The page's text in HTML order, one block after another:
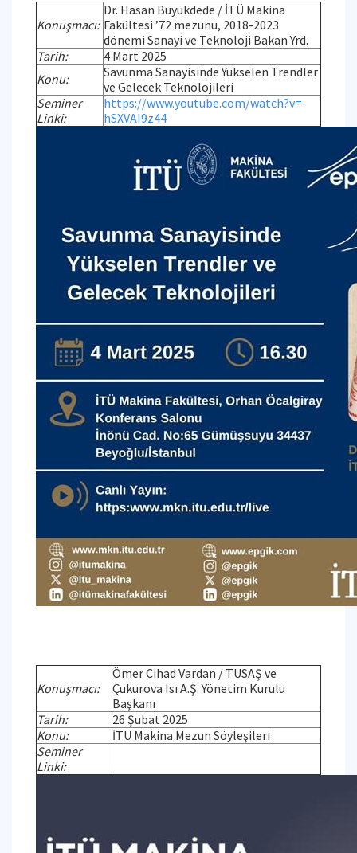
Konuşmacı:
Dr. Hasan Büyükdede / İTÜ Makina
Fakültesi ’72 mezunu, 2018-2023
dönemi Sanayi ve Teknoloji Bakan Yrd.
Tarih:
4 Mart 2025
Konu:
Savunma Sanayisinde Yükselen Trendler
ve Gelecek Teknolojileri
Seminer
Linki:
https://www.youtube.com/watch?v=-
hSXVAI9z44
Konuşmacı:
Ömer Cihad Vardan / TUSAŞ ve
Çukurova Isı A.Ş. Yönetim Kurulu
Başkanı
Tarih:
26 Şubat 2025
Konu:
İTÜ Makina Mezun Söyleşileri
Seminer
Linki: